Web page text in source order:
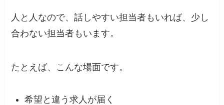
人と人なので、話しやすい担当者もいれば、少し
合わない担当者もいます。
たとえば、こんな場面です。
希望と違う求人が届く